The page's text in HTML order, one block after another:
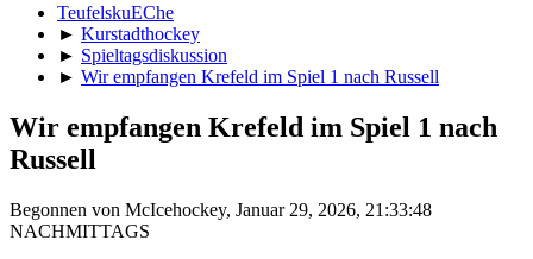
TeufelskuEChe
► Kurstadthockey
► Spieltagsdiskussion
► Wir empfangen Krefeld im Spiel 1 nach Russell
Wir empfangen Krefeld im Spiel 1 nach
Russell
Begonnen von McIcehockey, Januar 29, 2026, 21:33:48
NACHMITTAGS